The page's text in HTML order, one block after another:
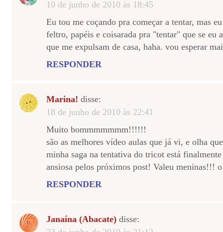
10 de junho de 2010 às 18:45
Eu tou me coçando pra começar a tentar, mas
feltro, papéis e coisarada pra "tentar" que se eu
que me expulsam de casa, haha. vou esperar
RESPONDER
Marina! disse:
18 de junho de 2010 às 22:41
Muito bommmmmmm!!!!!!
são as melhores vídeo aulas que já vi, e olha
minha saga na tentativa do tricot está
ansiosa pelos próximos post! Valeu meninas!!!
RESPONDER
Janaína (Abacate) disse: